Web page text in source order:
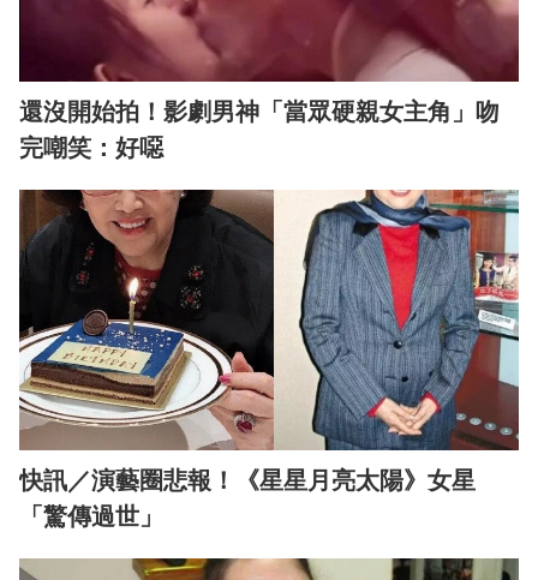
還沒開始拍！影劇男神「當眾硬親女主角」吻
完嘲笑：好噁
快訊／演藝圈悲報！《星星月亮太陽》女星
「驚傳過世」